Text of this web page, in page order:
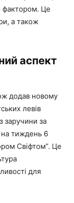
фактором. Це
а також
аспект
додав новому
левів
заручини за
на тиждень 6
Свіфтом”. Це
для